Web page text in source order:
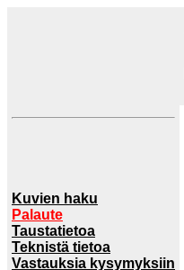
Kuvien haku
Palaute
Taustatietoa
Teknistä tietoa
Vastauksia kysymyksiin